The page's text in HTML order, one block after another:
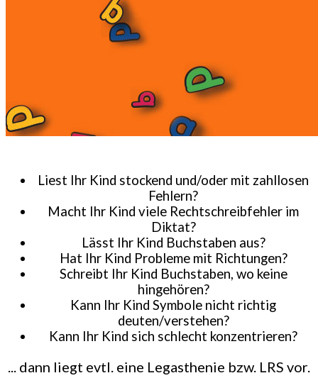
Liest Ihr Kind stockend und/oder mit zahllosen
Fehlern?
Macht Ihr Kind viele Rechtschreibfehler im
Diktat?
Lässt Ihr Kind Buchstaben aus?
Hat Ihr Kind Probleme mit Richtungen?
Schreibt Ihr Kind Buchstaben, wo keine
hingehören?
Kann Ihr Kind Symbole nicht richtig
deuten/verstehen?
Kann Ihr Kind sich schlecht konzentrieren?
... dann liegt evtl. eine Legasthenie bzw. LRS vor.